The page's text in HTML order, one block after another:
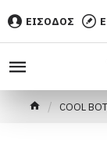
ΕΙΣΟΔΟΣ
COOL